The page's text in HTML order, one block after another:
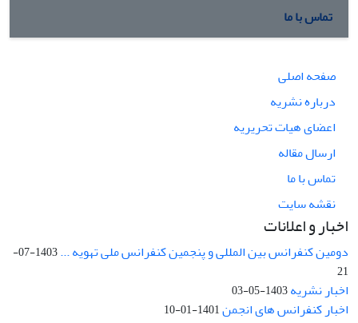
تماس با ما
صفحه اصلی
درباره نشریه
اعضای هیات تحریریه
ارسال مقاله
تماس با ما
نقشه سایت
اخبار و اعلانات
دومین کنفرانس بین المللی و پنجمین کنفرانس ملی تهویه ...
1403-07-
21
اخبار نشریه1403-05-03
اخبار کنفرانس های انجمن1401-01-10